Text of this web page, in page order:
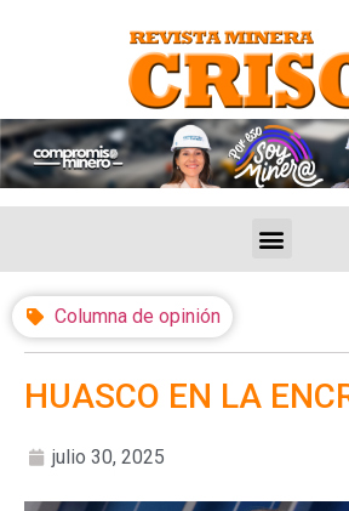
Columna de opinión
HUASCO EN LA
julio 30, 2025